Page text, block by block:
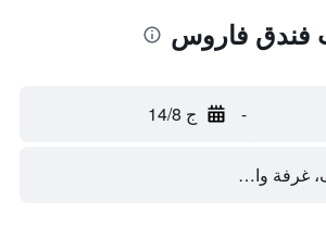
فندق فاروس
- ج 14/8